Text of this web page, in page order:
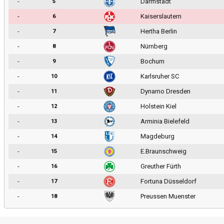
-
6
Kaiserslautern
-
7
Hertha Berlin
-
8
Nürnberg
-
9
Bochum
-
10
Karlsruher SC
-
11
Dynamo Dresden
-
12
Holstein Kiel
-
13
Arminia Bielefeld
-
14
Magdeburg
-
15
E.Braunschweig
-
16
Greuther Fürth
-
17
Fortuna Düsseldorf
-
18 Preussen Muenster